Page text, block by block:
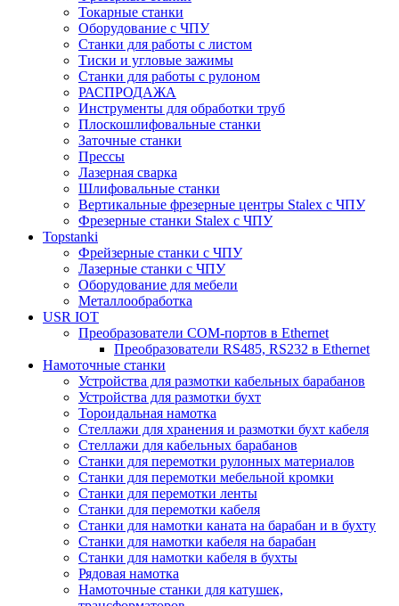
Токарные станки
Оборудование с ЧПУ
Станки для работы с листом
Тиски и угловые зажимы
Станки для работы с рулоном
РАСПРОДАЖА
Инструменты для обработки труб
Плоскошлифовальные станки
Заточные станки
Прессы
Лазерная сварка
Шлифовальные станки
Вертикальные фрезерные центры Stalex с ЧПУ
Фрезерные станки Stalex с ЧПУ
Topstanki
Фрейзерные станки с ЧПУ
Лазерные станки с ЧПУ
Оборудование для мебели
Металлообработка
USR IOT
Преобразователи COM-портов в Ethernet
Преобразователи RS485, RS232 в Ethernet
Намоточные станки
Устройства для размотки кабельных барабанов
Устройства для размотки бухт
Тороидальная намотка
Стеллажи для хранения и размотки бухт кабеля
Стеллажи для кабельных барабанов
Станки для перемотки рулонных материалов
Станки для перемотки мебельной кромки
Станки для перемотки ленты
Станки для перемотки кабеля
Станки для намотки каната на барабан и в бухту
Станки для намотки кабеля на барабан
Станки для намотки кабеля в бухты
Рядовая намотка
Намоточные станки для катушек,